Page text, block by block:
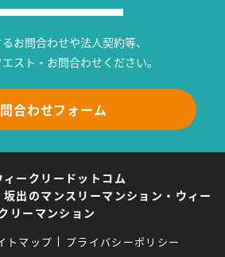
お問合わせや法人契約等、
スト・お問合わせください。
合わせフォーム
ィークリードットコム
出のマンスリーマンション・ウィー
リーマンション
トマップ
プライバシーポリシー